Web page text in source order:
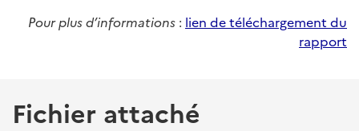
Pour plus d’informations : lien de téléchargement du
rapport
Fichier attaché